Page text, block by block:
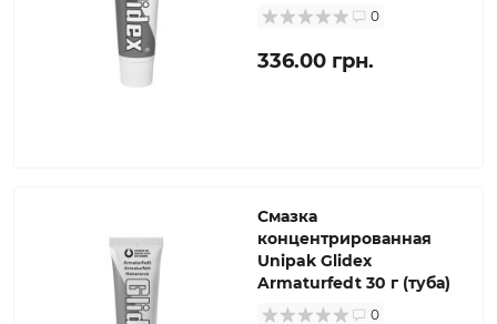
0
336.00 грн.
Смазка
концентрированная
Unipak Glidex
Armaturfedt 30 г (туба)
0